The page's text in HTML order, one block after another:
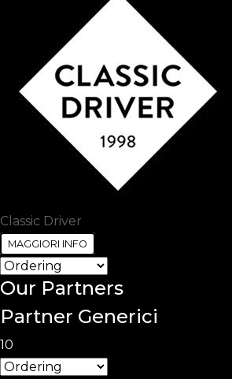
Classic Driver
MAGGIORI INFO
Our Partners
Partner Generici
10